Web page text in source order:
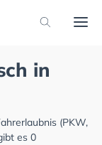
in
(PKW,
es 0